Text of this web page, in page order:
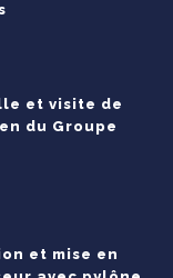
et visite de
du Groupe
et mise en